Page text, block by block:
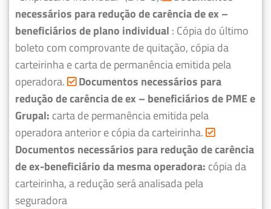
necessários para redução de carência de ex –
beneficiários de plano individual : Cópia do último
boleto com comprovante de quitação, cópia da
carteirinha e carta de permanência emitida pela
operadora.
Documentos necessários para
redução de carência de ex – beneficiários de PME e
Grupal: carta de permanência emitida pela
operadora anterior e cópia da carteirinha.
Documentos necessários para redução de carência
de ex-beneficiário da mesma operadora: cópia da
carteirinha, a redução será analisada pela
seguradora